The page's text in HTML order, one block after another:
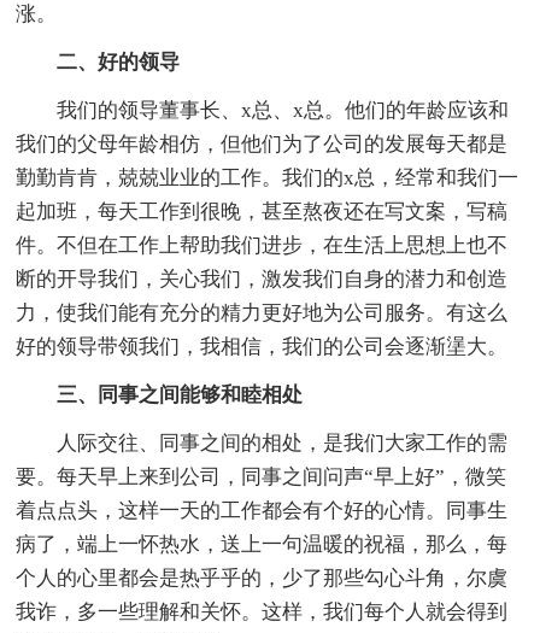
涨。
二、好的领导
我们的领导董事长、x总、x总。他们的年龄应该和
我们的父母年龄相仿，但他们为了公司的发展每天都是
勤勤肯肯，兢兢业业的工作。我们的x总，经常和我们一
起加班，每天工作到很晚，甚至熬夜还在写文案，写稿
件。不但在工作上帮助我们进步，在生活上思想上也不
断的开导我们，关心我们，激发我们自身的潜力和创造
力，使我们能有充分的精力更好地为公司服务。有这么
好的领导带领我们，我相信，我们的公司会逐渐塣大。
三、同事之间能够和睦相处
人际交往、同事之间的相处，是我们大家工作的需
要。每天早上来到公司，同事之间问声“早上好”，微笑
着点点头，这样一天的工作都会有个好的心情。同事生
病了，端上一怀热水，送上一句温暖的祝福，那么，每
个人的心里都会是热乎乎的，少了那些勾心斗角，尔虞
我诈，多一些理解和关怀。这样，我们每个人就会得到